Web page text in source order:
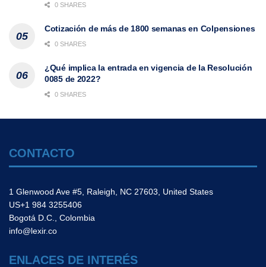
0 SHARES
Cotización de más de 1800 semanas en Colpensiones
0 SHARES
¿Qué implica la entrada en vigencia de la Resolución
0085 de 2022?
0 SHARES
CONTACTO
1 Glenwood Ave #5, Raleigh, NC 27603, United States
US+1 984 3255406
Bogotá D.C., Colombia
info@lexir.co
ENLACES DE INTERÉS